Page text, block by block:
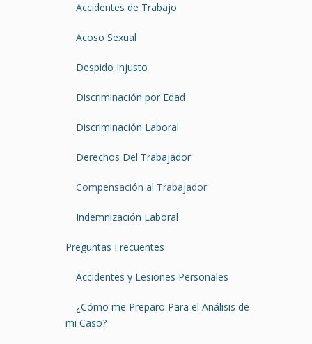
Accidentes de Trabajo
Acoso Sexual
Despido Injusto
Discriminación por Edad
Discriminación Laboral
Derechos Del Trabajador
Compensación al Trabajador
Indemnización Laboral
Preguntas Frecuentes
Accidentes y Lesiones Personales
¿Cómo me Preparo Para el Análisis de
mi Caso?